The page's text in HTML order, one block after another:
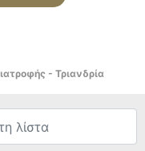
- Τριανδρία